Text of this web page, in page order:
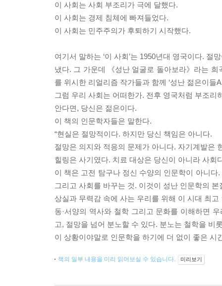
이 사회는 사회 부조리가 극에 달했다.
이 사회는 경제 침체에 빠져들었다.
이 사회는 민주주의가 후퇴하기 시작했다.
여기서 말하는 ‘이 사회’는 1950년대 영국이다.
냈다. 그 가운데 《성난 얼굴로 돌아보라》라는
를 위시한 리얼리즘 작가들과 함께 ‘성난 젊은이들
그럼 우리 사회는 어떠한가. 전후 영국처럼 부조
안다면, 당신은 젊은이다.
이 책의 인문학자들은 말한다.
“현실은 절망적이다. 하지만 당신 책임은 아니다.
절망은 의지와 적응의 문제가 아니다. 자기계발은
힐링은 사기였다. 치료 대상은 당신이 아니라 사회
이 책은 고전 탐구나 정신 수양의 인문학이 아니다.
그리고 사회를 바꾸는 것. 이것이 성난 인문학의 본
상실과 무력감 속에 사는 우리를 위해 이 시대 최
동·서양의 역사와 철학 그리고 문화를 이해하면
고, 절망을 넘어 분노할 수 있다. 분노는 철학을 비
이 상황이야말로 인문학을 하기에 더 없이 좋은 시
책의 일부 내용을 미리 읽어보실 수 있습니다. 미리보기